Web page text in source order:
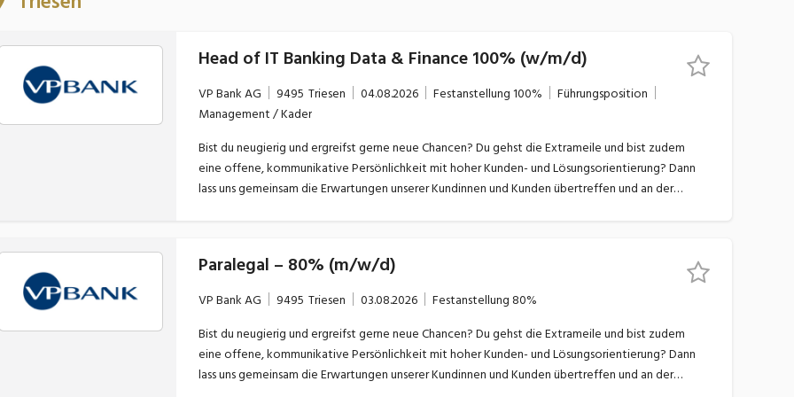
Head of IT Banking Data & Finance 100% (w/m/d)
VP Bank AG 9495 Triesen 04.08.2026 Festanstellung100%
Führungsposition
Management / Kader
Bist du neugierig und ergreifst gerne neue Chancen? Du gehst die Extrameile und bist zudem
eine offene, kommunikative Persönlichkeit mit hoher Kunden- und Lösungsorientierung? Dann
lass uns gemeinsam die Erwartungen unserer Kundinnen und Kunden übertreffen und an der
und personeller SichtSicherstellung des operativen Betriebs und die Weiterentwicklung der
verantworteten SystemeKoordination der Umsetzung von Business Anforderungen im Kontext
der verantworteten SystemeSicherstellung der Umsetzung der Lifecycle ProjekteAktive
Mitarbeit bei der Realisierung der UnternehmensprojekteMitverantwortung zur Einhaltung der
regulatorischen und Compliance AnforderungenAktive Rolle in der Schnittstelle zwischen
Business und ITVerantwortung für die Koordination externer Dienstleister und PartnerDein
Paralegal – 80% (m/w/d)
VP Bank AG 9495 Triesen 03.08.2026 Festanstellung80%
Bist du neugierig und ergreifst gerne neue Chancen? Du gehst die Extrameile und bist zudem
eine offene, kommunikative Persönlichkeit mit hoher Kunden- und Lösungsorientierung? Dann
lass uns gemeinsam die Erwartungen unserer Kundinnen und Kunden übertreffen und an der